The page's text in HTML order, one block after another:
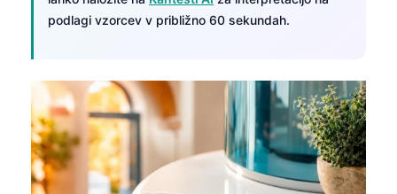
podlagi vzorcev v približno 60 sekundah.